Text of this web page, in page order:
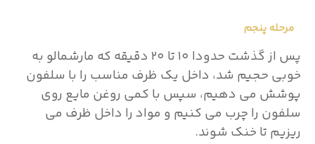
مرحله پنجم
پس از گذشت حدودا ۱۰ تا ۲۰ دقیقه که مارشمالو به
خوبی حجیم شد، داخل یک ظرف مناسب را با سلفون
پوشش می دهیم، سپس با کمی روغن مایع روی
سلفون را چرب می کنیم و مواد را داخل ظرف می
ریزیم تا خنک شوند.